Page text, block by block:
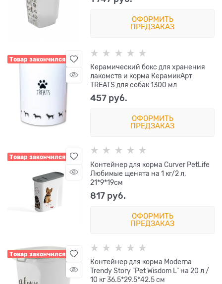
ОФОРМИТЬ
ПРЕДЗАКАЗ
Товар закончился
Керамический бокс для хранения
лакомств и корма КерамикАрт
TREATS для собак 1300 мл
457 руб.
ОФОРМИТЬ
ПРЕДЗАКАЗ
Товар закончился
Контейнер для корма Curver PetLife
Любимые щенята на 1 кг/2 л,
21*9*19см
817 руб.
ОФОРМИТЬ
ПРЕДЗАКАЗ
Товар закончился
Контейнер для корма Moderna
Trendy Story "Pet Wisdom L" на 20 л /
10 кг 36.5*29.5*42.5 см